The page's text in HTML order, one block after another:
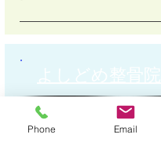
よしどめ整骨院
施術管理者（院長）
吉留 大倫
Phone Email